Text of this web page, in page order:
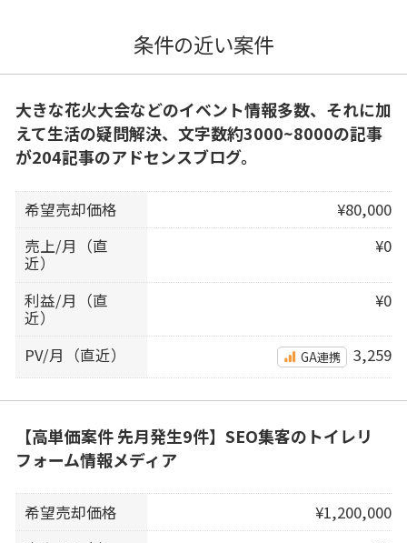
条件の近い案件
大きな花火大会などのイベント情報多数、それに加
えて生活の疑問解決、文字数約3000~8000の記事
が204記事のアドセンスブログ。
希望売却価格
¥80,000
売上/月（直
近）
¥0
利益/月（直
近）
¥0
PV/月（直近） GA連携 3,259
【高単価案件 先月発生9件】SEO集客のトイレリ
フォーム情報メディア
希望売却価格
¥1,200,000